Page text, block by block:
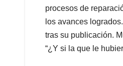
procesos de
los avances
tras su publicación.
“¿Y si la que le